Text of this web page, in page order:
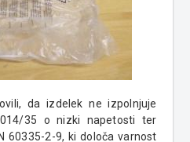
da izdelek ne izpolnjuje
35 o nizki napetosti ter
60335-2-9, ki določa varnost